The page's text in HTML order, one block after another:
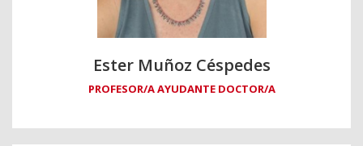
Ester Muñoz Céspedes
PROFESOR/A AYUDANTE DOCTOR/A